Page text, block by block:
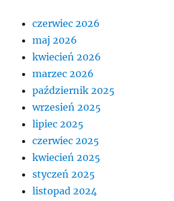
czerwiec 2026
maj 2026
kwiecień 2026
marzec 2026
październik 2025
wrzesień 2025
lipiec 2025
czerwiec 2025
kwiecień 2025
styczeń 2025
listopad 2024